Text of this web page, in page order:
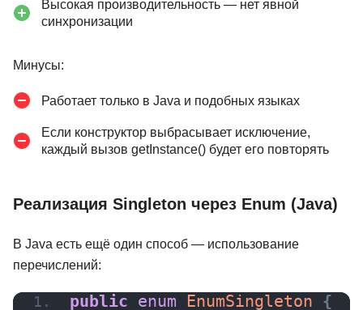
Высокая производительность — нет явной
синхронизации
Минусы:
Работает только в Java и подобных языках
Если конструктор выбрасывает исключение,
каждый вызов getInstance() будет его повторять
Реализация Singleton через Enum (Java)
В Java есть ещё один способ — использование
перечислений:
public enum EnumSingleton {